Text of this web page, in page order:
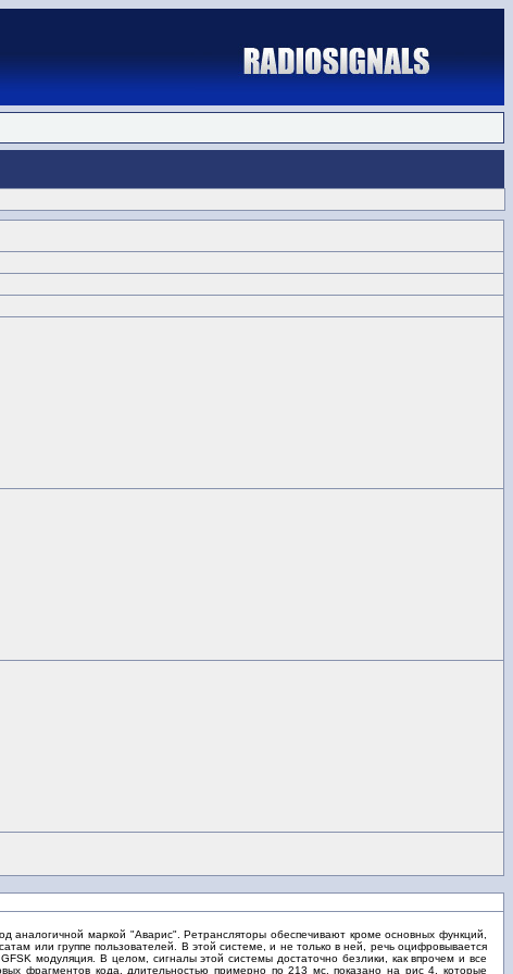
аналогичной маркой "Аварис". Ретрансляторы обеспечивают кроме основных функций,
или группе пользователей. В этой системе, и не только в ней, речь оцифровывается
модуляция. В целом, сигналы этой системы достаточно безлики, как впрочем и все
фрагментов кода, длительностью примерно по 213 мс, показано на рис 4, которые